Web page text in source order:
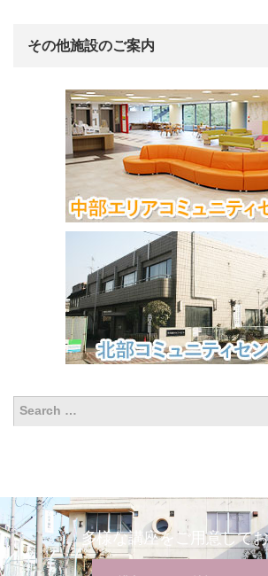
その他施設のご案内
多様な講座をご用意して